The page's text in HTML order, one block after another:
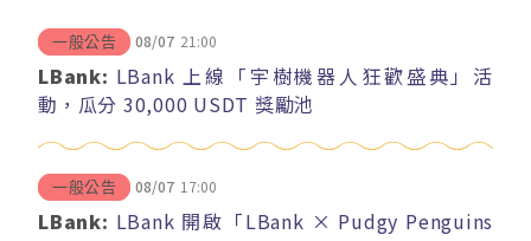
一般公告 08/07 21:00
LBank: LBank 上線「宇樹機器人狂歡盛典」活
動，瓜分 30,000 USDT 獎勵池
一般公告 08/07 17:00
LBank: LBank 開啟「LBank × Pudgy Penguins